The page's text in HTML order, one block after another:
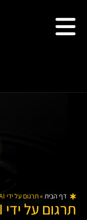
דף הבית »תרגום על ידי AI- חסרונות ויתרונות
תרגום על ידי AI- חסרונות ויתרונות